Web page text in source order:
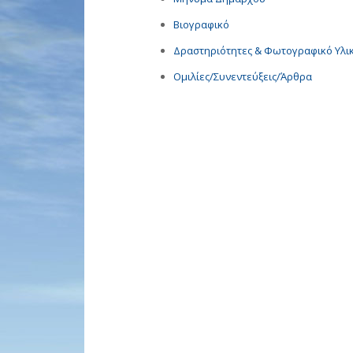
Βιογραφικό
Δραστηριότητες & Φωτογραφικό
Ομιλίες/Συνεντεύξεις/Άρθρα